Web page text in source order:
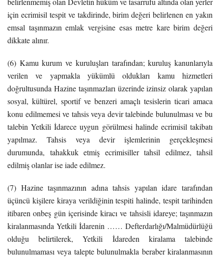
için ecrimisil tespit ve takdirinde, birim değeri belirlenen en yakın
emsal taşınmazın emlak vergisine esas metre kare birim değeri
dikkate alınır.
(6) Kamu kurum ve kuruluşları tarafından; kuruluş kanunlarıyla
verilen ve yapmakla yükümlü oldukları kamu hizmetleri
doğrultusunda Hazine taşınmazları üzerinde izinsiz olarak yapılan
sosyal, kültürel, sportif ve benzeri amaçlı tesislerin ticari amaca
konu edilmemesi ve tahsis veya devir talebinde bulunulması ve bu
talebin Yetkili İdarece uygun görülmesi halinde ecrimisil takibatı
yapılmaz. Tahsis veya devir işlemlerinin gerçekleşmesi
durumunda, tahakkuk etmiş ecrimisiller tahsil edilmez, tahsil
edilmiş olanlar ise iade edilmez.
(7) Hazine taşınmazının adına tahsis yapılan idare tarafından
üçüncü kişilere kiraya verildiğinin tespiti halinde, tespit tarihinden
itibaren onbeş gün içerisinde kiracı ve tahsisli idareye; taşınmazın
kiralanmasında Yetkili İdarenin …… Defterdarlığı/Malmüdürlüğü
olduğu belirtilerek, Yetkili İdareden kiralama talebinde
bulunulmaması veya talepte bulunulmakla beraber kiralanmasının